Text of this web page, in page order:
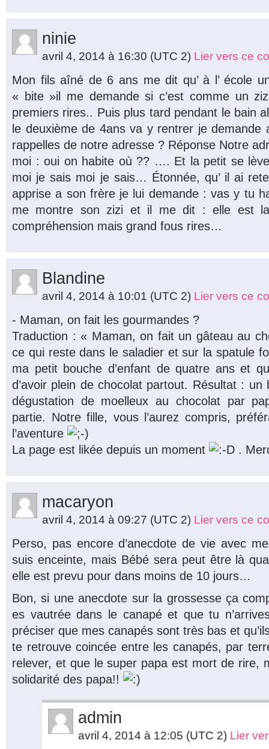
ninie
avril 4, 2014 à 16:30 (UTC 2) Lier vers ce
Mon fils aîné de 6 ans me dit qu’ à l’ école
« bite »il me demande si c’est comme un
premiers rires.. Puis plus tard pendant le bain
le deuxième de 4ans va y rentrer je
rappelles de notre adresse ? Réponse Notre
moi : oui on habite où ?? …. Et la petit se
moi je sais moi je sais… Étonnée, qu’ il ai
apprise a son frère je lui demande : vas y tu
me montre son zizi et il me dit : elle est
compréhension mais grand fous rires…
Blandine
avril 4, 2014 à 10:01 (UTC 2) Lier vers ce
- Maman, on fait les gourmandes ?
Traduction : « Maman, on fait un gâteau au
ce qui reste dans le saladier et sur la spatule
ma petit bouche d’enfant de quatre ans et
d’avoir plein de chocolat partout. Résultat : un
dégustation de moelleux au chocolat par
partie. Notre fille, vous l’aurez compris,
l’aventure
La page est likée depuis un moment
.
macaryon
avril 4, 2014 à 09:27 (UTC 2) Lier vers ce
Perso, pas encore d’anecdote de vie avec
suis enceinte, mais Bébé sera peut être là
elle est prevu pour dans moins de 10 jours…
Bon, si une anecdote sur la grossesse ça
es vautrée dans le canapé et que tu
préciser que mes canapés sont très bas et
te retrouve coincée entre les canapés, par
relever, et que le super papa est mort de rire,
solidarité des papa!!
admin
avril 4, 2014 à 12:05 (UTC 2) Lier